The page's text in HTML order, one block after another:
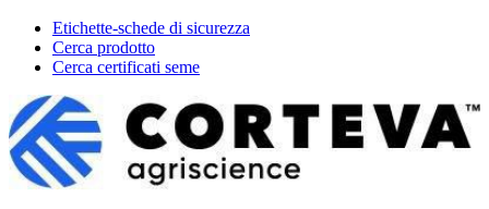
Etichette-schede di sicurezza
Cerca prodotto
Cerca certificati seme